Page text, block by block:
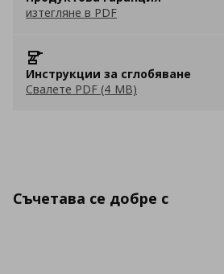
изтегляне в PDF
Инструкции за сглобяване
Свалете PDF (4 MB)
Съчетава се добре с